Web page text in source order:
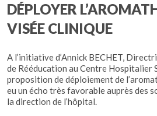
DÉPLOYER
VISÉE CLINIQUE
A l’initiative d’Annick BECHET,
de Rééducation au Centre Hospitalier
proposition de déploiement de
eu un écho très favorable auprès des
la direction de l’hôpital.